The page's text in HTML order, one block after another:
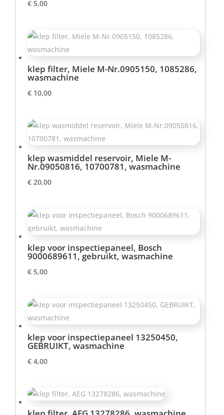
€ 5,00
klep filter, Miele M-Nr.0905150, 1085286,
wasmachine
€ 10,00
klep wasmiddel reservoir, Miele M-
Nr.09050816, 10700781, wasmachine
€ 20,00
klep voor inspectiepaneel, Bosch
9000689611, gebruikt, wasmachine
€ 5,00
klep voor inspectiepaneel 13250450,
GEBRUIKT, wasmachine
€ 4,00